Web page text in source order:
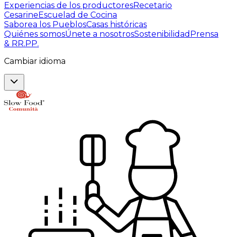
Experiencias de los productoresRecetario
CesarineEscuelad de Cocina
Saborea los PueblosCasas históricas
Quiénes somosÚnete a nosotrosSostenibilidad Prensa
& RR.PP.
Cambiar idioma